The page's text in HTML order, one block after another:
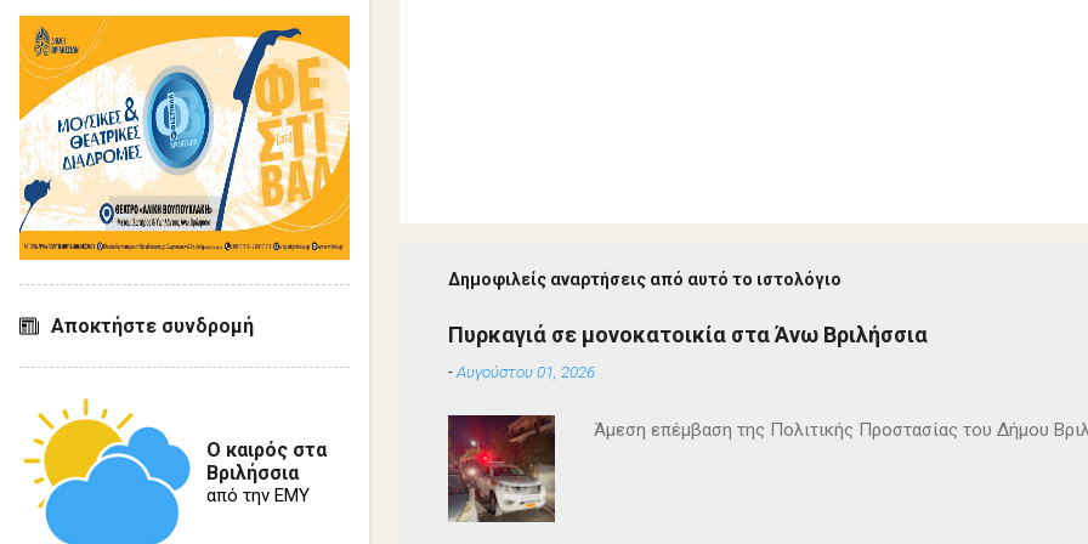
Δημοφιλείς αναρτήσεις από αυτό το ιστολόγιο
Πυρκαγιά σε μονοκατοικία στα Άνω Βριλήσσια
-Αυγούστου 01, 2026
Άμεση επέμβαση της Πολιτικής Προστασίας του Δήμου
Αποκτήστε συνδρομή
Ο καιρός στα
Βριλήσσια
από την ΕΜΥ